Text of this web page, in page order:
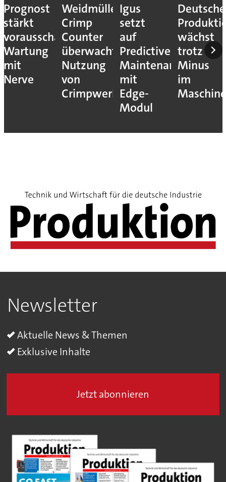
Prognost
stärkt
vorausschauende
Wartung
mit
Nerve
Weidmüller:
Crimp
Counter
überwacht
Nutzung
von
Crimpwerkzeugen
Igus
setzt
auf
Predictive
Maintenance
mit
Edge-
Modul
Deutsche
wächst
trotz
Minus
im
Newsletter
Aktuelle News & Themen
Exklusive Inhalte
Jetzt abonnieren